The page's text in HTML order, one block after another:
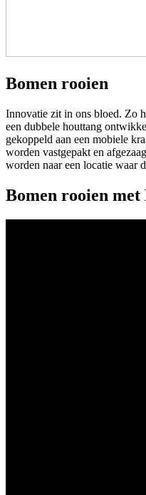
Bomen rooien
Innovatie zit in ons bloed. Zo
een dubbele houttang
gekoppeld aan een mobiele
worden vastgepakt en
worden naar een locatie waar
Bomen rooien